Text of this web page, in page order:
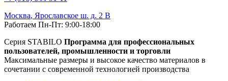
Москва, Ярославское ш. д. 2 В
Работаем Пн-Пт: 9:00-18:00
Серия STABILO Программа для профессиональных
пользователей, промышленности и торговли
Максимальные размеры и высокое качество материалов в
сочетании с современной технологией производства